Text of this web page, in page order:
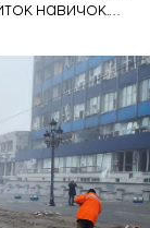
навичок.
усіх аспектів
як